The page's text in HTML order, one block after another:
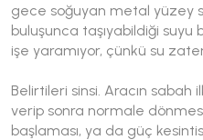
gece soğuyan metal yüzey
buluşunca taşıyabildiği suyu
işe yaramıyor, çünkü su
Belirtileri sinsi. Aracın sabah
verip sonra normale
başlaması, ya da güç